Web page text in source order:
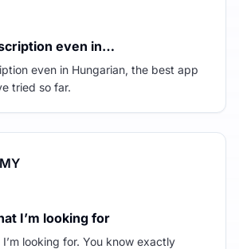
even in…
even in Hungarian, the best app
tried so far.
I’m looking for
looking for. You know exactly